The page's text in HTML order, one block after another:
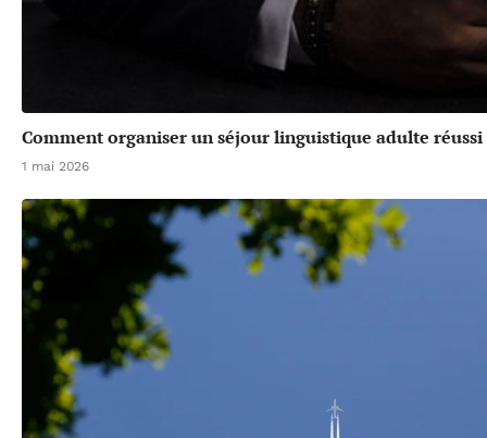
Comment organiser un séjour linguistique adulte réussi
1 mai 2026